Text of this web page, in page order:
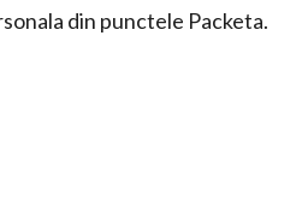
din punctele Packeta.